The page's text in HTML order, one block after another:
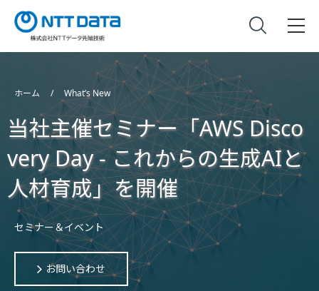
ホーム What’s New
当社主催セミナー「AWS Disco
very Day - これからの生成AIと
人材育成」を開催
セミナー＆イベント
お問い合わせ